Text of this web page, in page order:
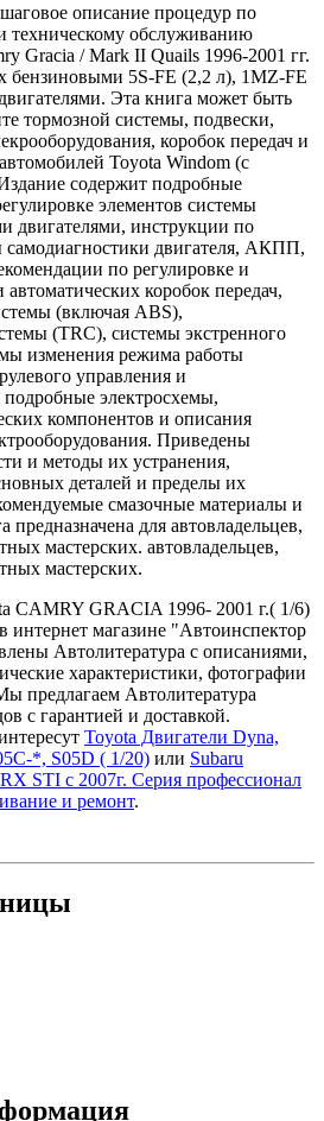
описание процедур по
техническому обслуживанию
Gracia / Mark II Quails 1996-2001 гг.
бензиновыми 5S-FE (2,2 л), 1MZ-FE
Эта книга может быть
тормозной системы, подвески,
коробок передач и
Toyota Windom (с
содержит подробные
элементов системы
двигателями, инструкции по
самодиагностики двигателя, АКПП,
по регулировке и
коробок передач,
(включая ABS),
(TRC), системы экстренного
изменения режима работы
управления и
электросхемы,
компонентов и описания
Приведены
и методы их устранения,
деталей и пределы их
смазочные материалы и
для автовладельцев,
мастерских. автовладельцев,
мастерских.
CAMRY GRACIA 1996- 2001 г.( 1/6)
интернет магазине "Автоинспектор
Автолитература с описаниями,
характеристики, фотографии
предлагаем Автолитература
с гарантией и доставкой.
Toyota Двигатели Dyna,
*, S05D ( 1/20) или Subaru
STI с 2007г. Серия профессионал
и ремонт.